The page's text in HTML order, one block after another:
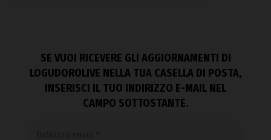
SE VUOI RICEVERE GLI AGGIORNAMENTI DI
LOGUDOROLIVE NELLA TUA CASELLA DI POSTA,
INSERISCI IL TUO INDIRIZZO E-MAIL NEL
CAMPO SOTTOSTANTE.